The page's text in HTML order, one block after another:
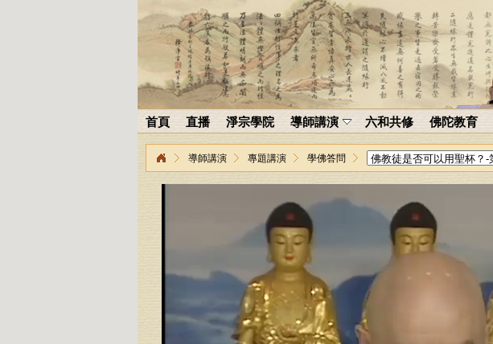
首頁 直播 淨宗學院 導師講演 六和共修 佛陀教育
導師講演 專題講演 學佛答問